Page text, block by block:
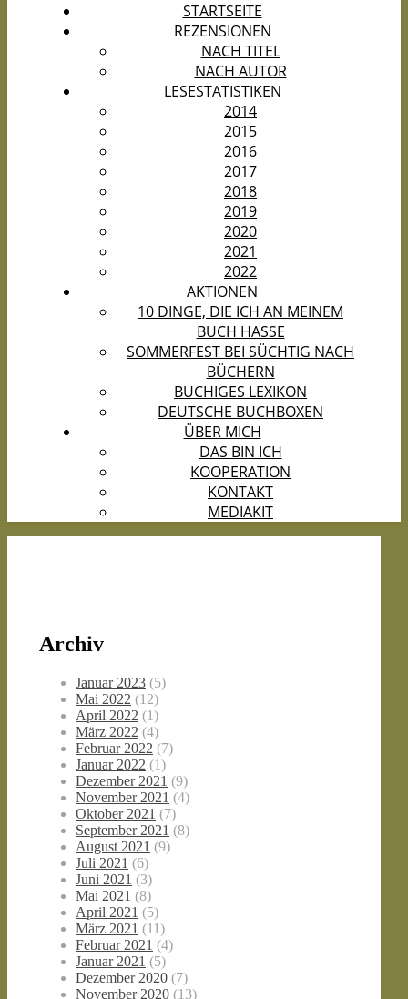
STARTSEITE
REZENSIONEN
NACH TITEL
NACH AUTOR
LESESTATISTIKEN
2014
2015
2016
2017
2018
2019
2020
2021
2022
AKTIONEN
10 DINGE, DIE ICH AN MEINEM
BUCH HASSE
SOMMERFEST BEI SÜCHTIG NACH
BÜCHERN
BUCHIGES LEXIKON
DEUTSCHE BUCHBOXEN
ÜBER MICH
DAS BIN ICH
KOOPERATION
KONTAKT
MEDIAKIT
Archiv
Januar 2023 (5)
Mai 2022 (12)
April 2022 (1)
März 2022 (4)
Februar 2022 (7)
Januar 2022 (1)
Dezember 2021 (9)
November 2021 (4)
Oktober 2021 (7)
September 2021 (8)
August 2021 (9)
Juli 2021 (6)
Juni 2021 (3)
Mai 2021 (8)
April 2021 (5)
März 2021 (11)
Februar 2021 (4)
Januar 2021 (5)
Dezember 2020 (7)
November 2020 (13)